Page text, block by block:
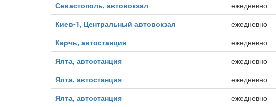
Севастополь, автовокзал
ежедневно
Киев-1, Центральный автовокзал
ежедневно
Керчь, автостанция
ежедневно
Ялта, автостанция
ежедневно
Ялта, автостанция
ежедневно
Ялта, автостанция
ежедневно